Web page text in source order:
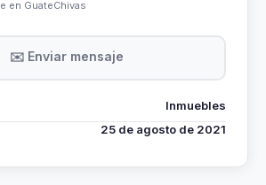
en GuateChivas
✉️ Enviar mensaje
Inmuebles
25 de agosto de 2021